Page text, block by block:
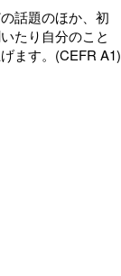
話題のほか、初
たり自分のこと
ます。(CEFR A1)